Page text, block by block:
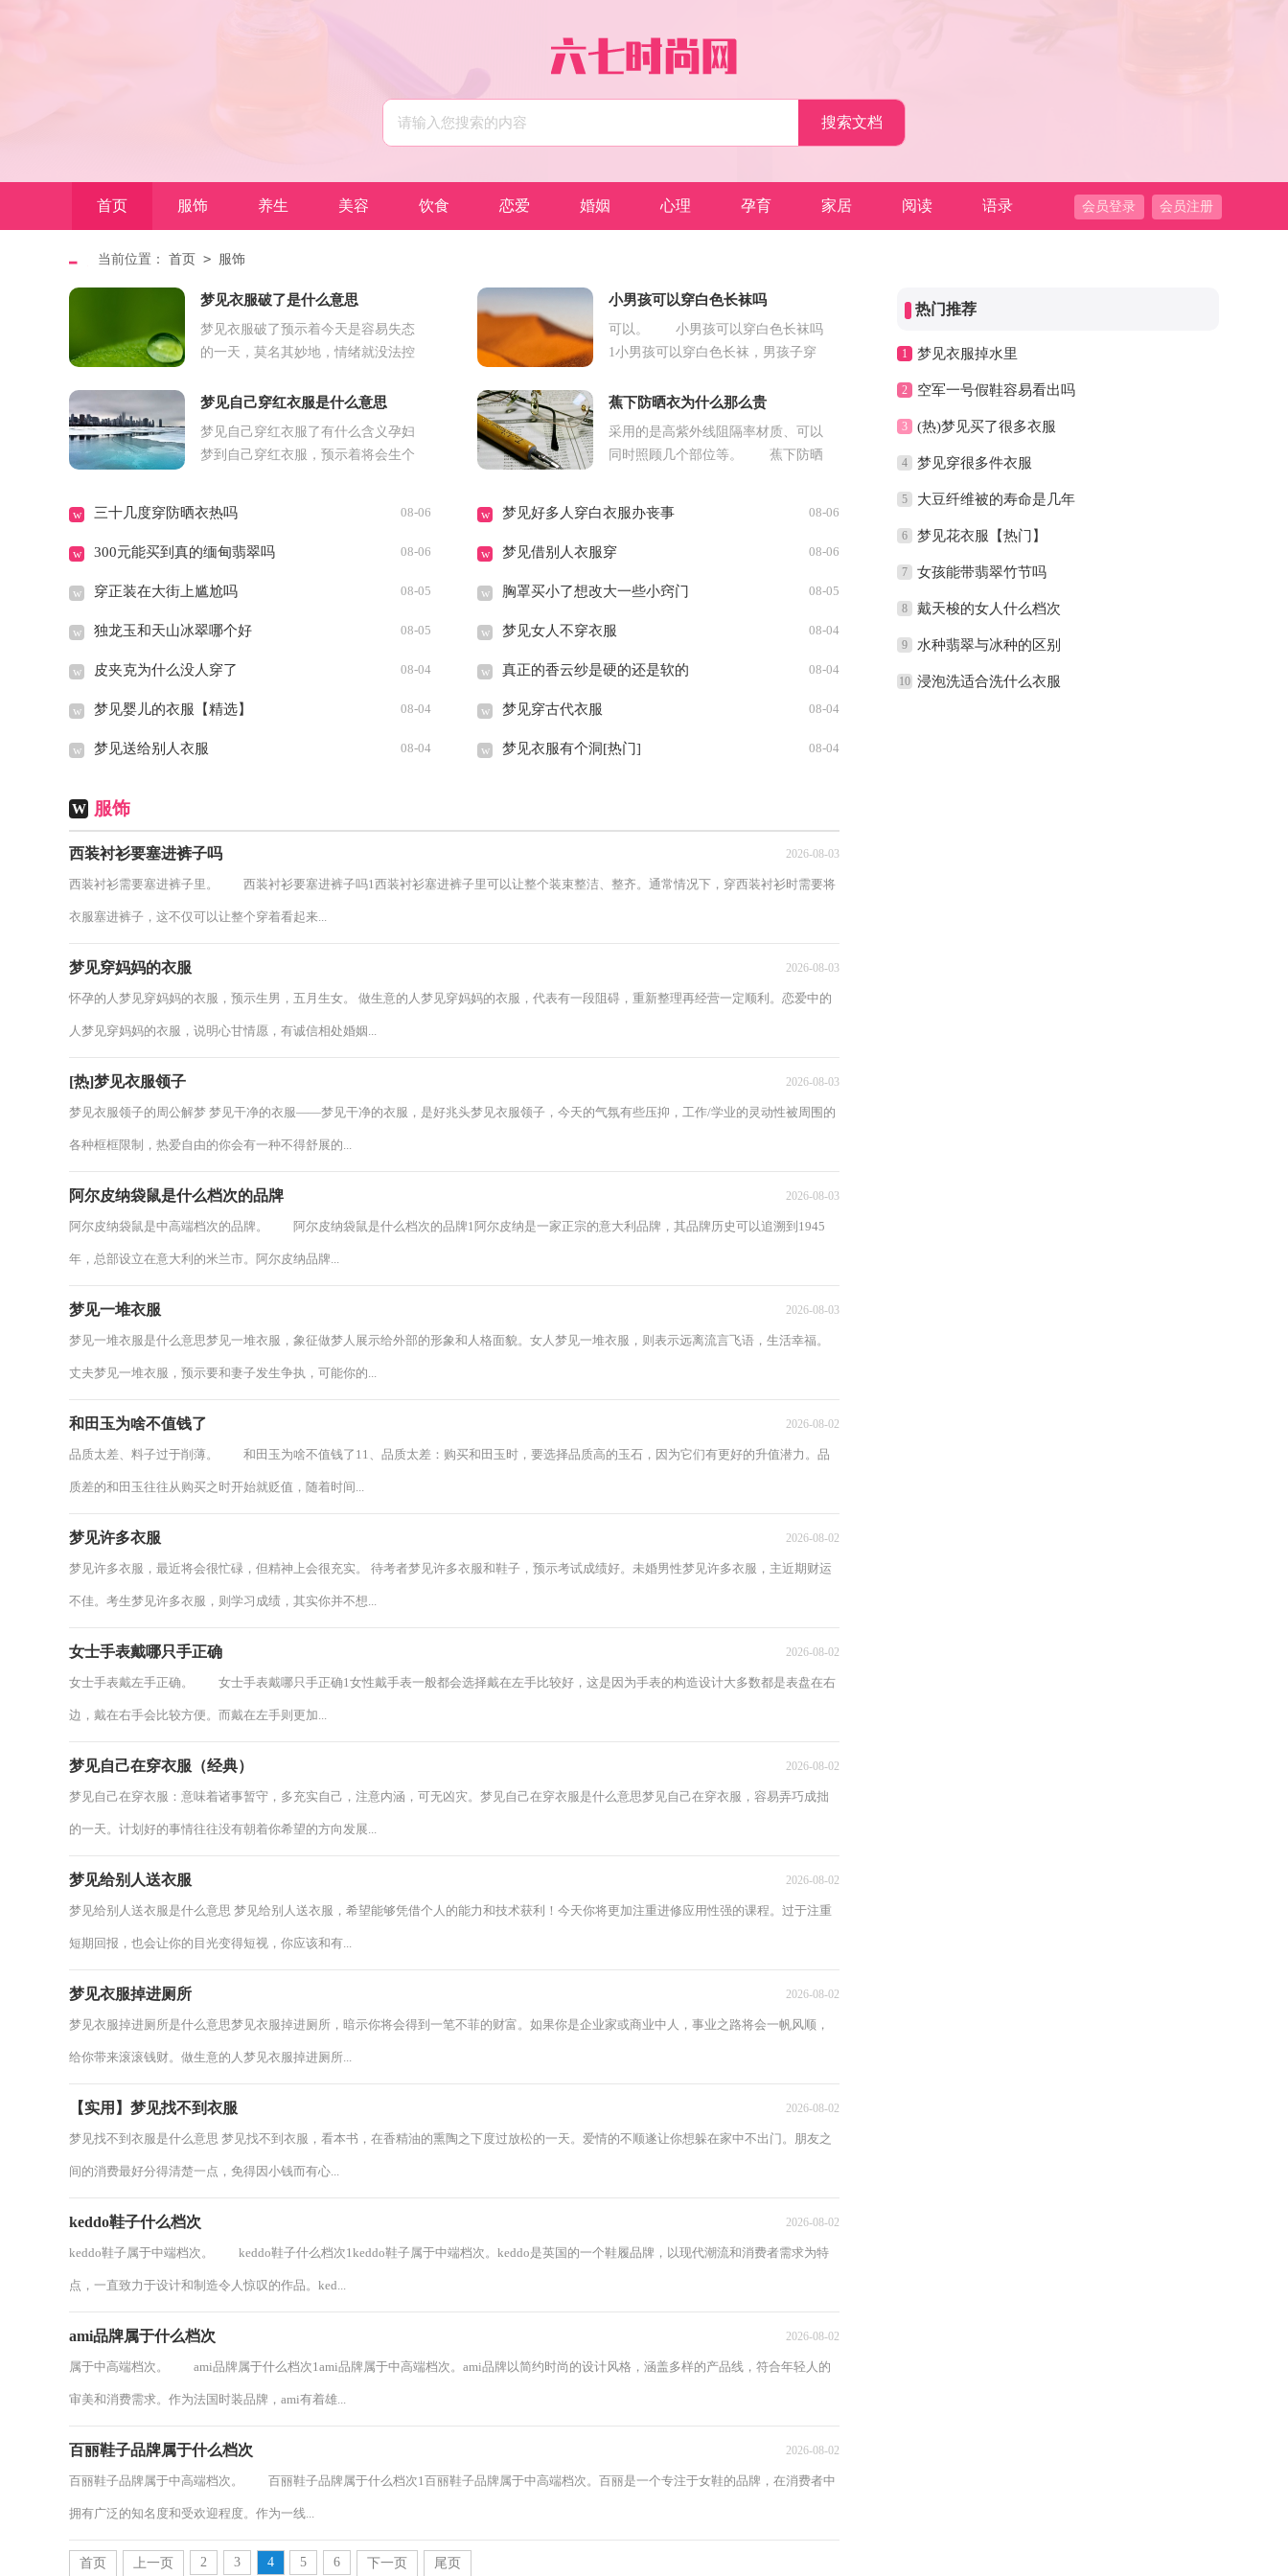
首页 服饰 养生 美容 饮食 恋爱 婚姻 心理 孕育 家居 阅读 语录 会员登录 会员注册
当前位置： 首页 > 服饰
梦见衣服破了是什么意思
梦见衣服破了预示着今天是容易失态
的一天，莫名其妙地，情绪就没法控
真的小孩，心里想什么都放在脸上
了，比较起来，同...
小男孩可以穿白色长袜吗
可以。 小男孩可以穿白色长袜吗
1小男孩可以穿白色长袜，男孩子穿
孩穿着。这种袜子采用柔软透气的棉
质材料，...
梦见自己穿红衣服是什么意思
梦见自己穿红衣服了有什么含义孕妇
梦到自己穿红衣服，预示着将会生个
财运有所上升...
蕉下防晒衣为什么那么贵
采用的是高紫外线阻隔率材质、可以
同时照顾几个部位等。 蕉下防晒
防晒...
w 三十几度穿防晒衣热吗 08-06 w 梦见好多人穿白衣服办丧事 08-06
w 300元能买到真的缅甸翡翠吗 08-06 w 梦见借别人衣服穿 08-06
w 穿正装在大街上尴尬吗 08-05 w 胸罩买小了想改大一些小窍门 08-05
w 独龙玉和天山冰翠哪个好 08-05 w 梦见女人不穿衣服 08-04
w 皮夹克为什么没人穿了 08-04 w 真正的香云纱是硬的还是软的 08-04
w 梦见婴儿的衣服【精选】 08-04 w 梦见穿古代衣服 08-04
w 梦见送给别人衣服 08-04 w 梦见衣服有个洞[热门] 08-04
W 服饰
西装衬衫要塞进裤子吗 2026-08-03
西装衬衫需要塞进裤子里。 西装衬衫要塞进裤子吗1西装衬衫塞进裤子里可以让整个装束整洁、整齐。通常情况下，穿西装衬衫时需要将
衣服塞进裤子，这不仅可以让整个穿着看起来...
梦见穿妈妈的衣服 2026-08-03
怀孕的人梦见穿妈妈的衣服，预示生男，五月生女。 做生意的人梦见穿妈妈的衣服，代表有一段阻碍，重新整理再经营一定顺利。恋爱中的
人梦见穿妈妈的衣服，说明心甘情愿，有诚信相处婚姻...
[热]梦见衣服领子 2026-08-03
梦见衣服领子的周公解梦 梦见干净的衣服——梦见干净的衣服，是好兆头梦见衣服领子，今天的气氛有些压抑，工作/学业的灵动性被周围的
各种框框限制，热爱自由的你会有一种不得舒展的...
阿尔皮纳袋鼠是什么档次的品牌 2026-08-03
阿尔皮纳袋鼠是中高端档次的品牌。 阿尔皮纳袋鼠是什么档次的品牌1阿尔皮纳是一家正宗的意大利品牌，其品牌历史可以追溯到1945
年，总部设立在意大利的米兰市。阿尔皮纳品牌...
梦见一堆衣服 2026-08-03
梦见一堆衣服是什么意思梦见一堆衣服，象征做梦人展示给外部的形象和人格面貌。女人梦见一堆衣服，则表示远离流言飞语，生活幸福。
丈夫梦见一堆衣服，预示要和妻子发生争执，可能你的...
和田玉为啥不值钱了 2026-08-02
品质太差、料子过于削薄。 和田玉为啥不值钱了11、品质太差：购买和田玉时，要选择品质高的玉石，因为它们有更好的升值潜力。品
质差的和田玉往往从购买之时开始就贬值，随着时间...
梦见许多衣服 2026-08-02
梦见许多衣服，最近将会很忙碌，但精神上会很充实。 待考者梦见许多衣服和鞋子，预示考试成绩好。未婚男性梦见许多衣服，主近期财运
不佳。考生梦见许多衣服，则学习成绩，其实你并不想...
女士手表戴哪只手正确 2026-08-02
女士手表戴左手正确。 女士手表戴哪只手正确1女性戴手表一般都会选择戴在左手比较好，这是因为手表的构造设计大多数都是表盘在右
边，戴在右手会比较方便。而戴在左手则更加...
梦见自己在穿衣服（经典） 2026-08-02
梦见自己在穿衣服：意味着诸事暂守，多充实自己，注意内涵，可无凶灾。梦见自己在穿衣服是什么意思梦见自己在穿衣服，容易弄巧成拙
的一天。计划好的事情往往没有朝着你希望的方向发展...
梦见给别人送衣服 2026-08-02
梦见给别人送衣服是什么意思 梦见给别人送衣服，希望能够凭借个人的能力和技术获利！今天你将更加注重进修应用性强的课程。过于注重
短期回报，也会让你的目光变得短视，你应该和有...
梦见衣服掉进厕所 2026-08-02
梦见衣服掉进厕所是什么意思梦见衣服掉进厕所，暗示你将会得到一笔不菲的财富。如果你是企业家或商业中人，事业之路将会一帆风顺，
给你带来滚滚钱财。做生意的人梦见衣服掉进厕所...
【实用】梦见找不到衣服 2026-08-02
梦见找不到衣服是什么意思 梦见找不到衣服，看本书，在香精油的熏陶之下度过放松的一天。爱情的不顺遂让你想躲在家中不出门。朋友之
间的消费最好分得清楚一点，免得因小钱而有心...
keddo鞋子什么档次 2026-08-02
keddo鞋子属于中端档次。 keddo鞋子什么档次1keddo鞋子属于中端档次。keddo是英国的一个鞋履品牌，以现代潮流和消费者需求为特
点，一直致力于设计和制造令人惊叹的作品。ked...
ami品牌属于什么档次 2026-08-02
属于中高端档次。 ami品牌属于什么档次1ami品牌属于中高端档次。ami品牌以简约时尚的设计风格，涵盖多样的产品线，符合年轻人的
审美和消费需求。作为法国时装品牌，ami有着雄...
百丽鞋子品牌属于什么档次 2026-08-02
百丽鞋子品牌属于中高端档次。 百丽鞋子品牌属于什么档次1百丽鞋子品牌属于中高端档次。百丽是一个专注于女鞋的品牌，在消费者中
拥有广泛的知名度和受欢迎程度。作为一线...
首页 上一页 2 3 4 5 6 下一页 尾页
热门推荐
1 梦见衣服掉水里
2 空军一号假鞋容易看出吗
3 (热)梦见买了很多衣服
4 梦见穿很多件衣服
5 大豆纤维被的寿命是几年
6 梦见花衣服【热门】
7 女孩能带翡翠竹节吗
8 戴天梭的女人什么档次
9 水种翡翠与冰种的区别
10 浸泡洗适合洗什么衣服